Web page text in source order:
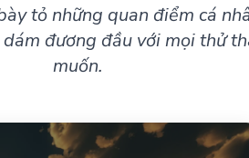
tỏ những quan điểm cá
đương đầu với mọi thử
muốn.